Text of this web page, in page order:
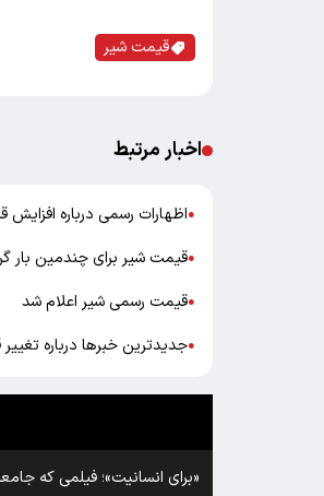
قیمت شیر
اخبار مرتبط
●اظهارات رسمی درباره
●قیمت شیر برای چندمین بار
●قیمت رسمی شیر اعلام شد
●جدیدترین خبرها درباره
«برای انسانیت»؛ فیلمی که